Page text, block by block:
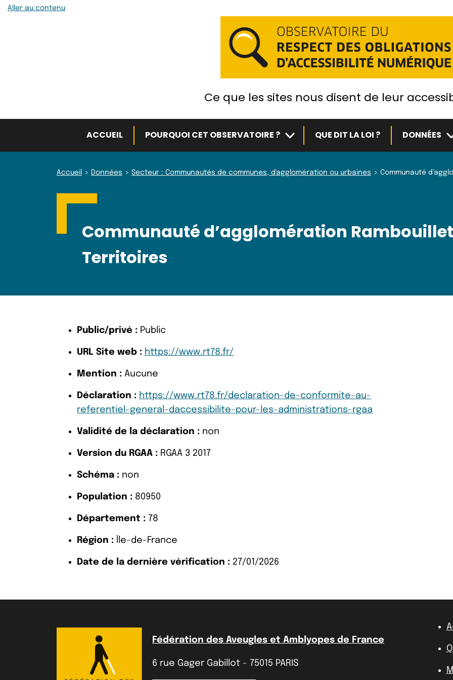
Aller au contenu
Ce que les sites nous disent de leur
ACCUEIL POURQUOI CET OBSERVATOIRE ? Sous-menuQUE DIT LA LOI ? DONNÉES
Accueil Données Secteur : Communautés de communes, d'agglomération ou urbaines Communauté
Communauté d’agglomération Rambouillet
Territoires
Public/privé : Public
URL Site web : https://www.rt78.fr/
Mention : Aucune
Déclaration : https://www.rt78.fr/declaration-de-conformite-au-
referentiel-general-daccessibilite-pour-les-administrations-rgaa
Validité de la déclaration : non
Version du RGAA : RGAA 3 2017
Schéma : non
Population : 80950
Département : 78
Région : Île-de-France
Date de la dernière vérification : 27/01/2026
Fédération des Aveugles et Amblyopes de France
6 rue Gager Gabillot - 75015 PARIS